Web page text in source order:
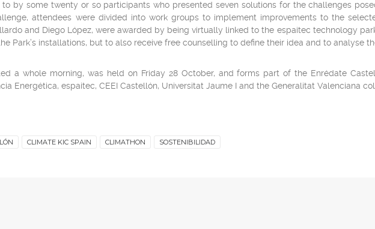
by some twenty or so participants who presented seven solutions for the challenges
attendees were divided into work groups to implement improvements to the
and Diego López, were awarded by being virtually linked to the espaitec technology
Park’s installations, but to also receive free counselling to define their idea and to analyse
a whole morning, was held on Friday 28 October, and forms part of the Enrédate
Energética, espaitec, CEEI Castellón, Universitat Jaume I and the Generalitat Valenciana
CLIMATE KIC SPAIN CLIMATHON SOSTENIBILIDAD